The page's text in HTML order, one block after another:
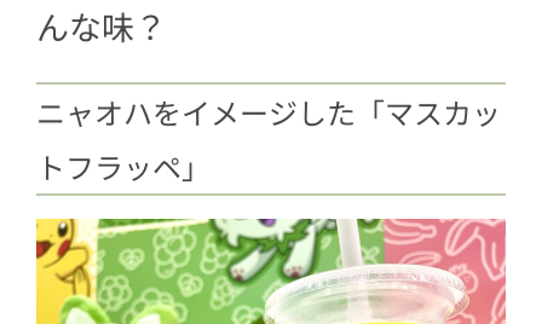
んな味？
ニャオハをイメージした「マスカッ
トフラッペ」